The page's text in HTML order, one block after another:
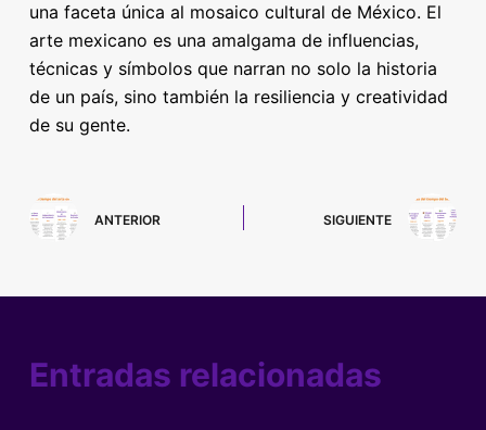
una faceta única al mosaico cultural de México. El
arte mexicano es una amalgama de influencias,
técnicas y símbolos que narran no solo la historia
de un país, sino también la resiliencia y creatividad
de su gente.
ANTERIOR SIGUIENTE
Entradas relacionadas